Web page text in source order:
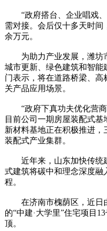
“政府搭台、企业唱戏、
需对接。会后仅十多天时间
余万元。
为助力产业发展，潍坊
城市更新、绿色建筑和智
门表示，将在道路桥梁、
关产品应用场景。
“政府下真功夫优化营商
目前公司一期房屋装配式
新材料基地正在积极推进
装配式产业集群。
近年来，山东加快传统
式建筑将碳中和理念深度
程。
在济南市槐荫区，近日
的“中建·大学里”住宅项目
顶。